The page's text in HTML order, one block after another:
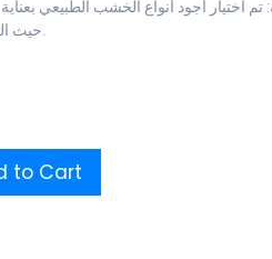
اختيار أجود أنواع الخشب الطبيعي
to Cart